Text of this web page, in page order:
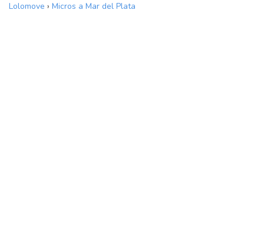
Lolomove › Micros a Mar del Plata